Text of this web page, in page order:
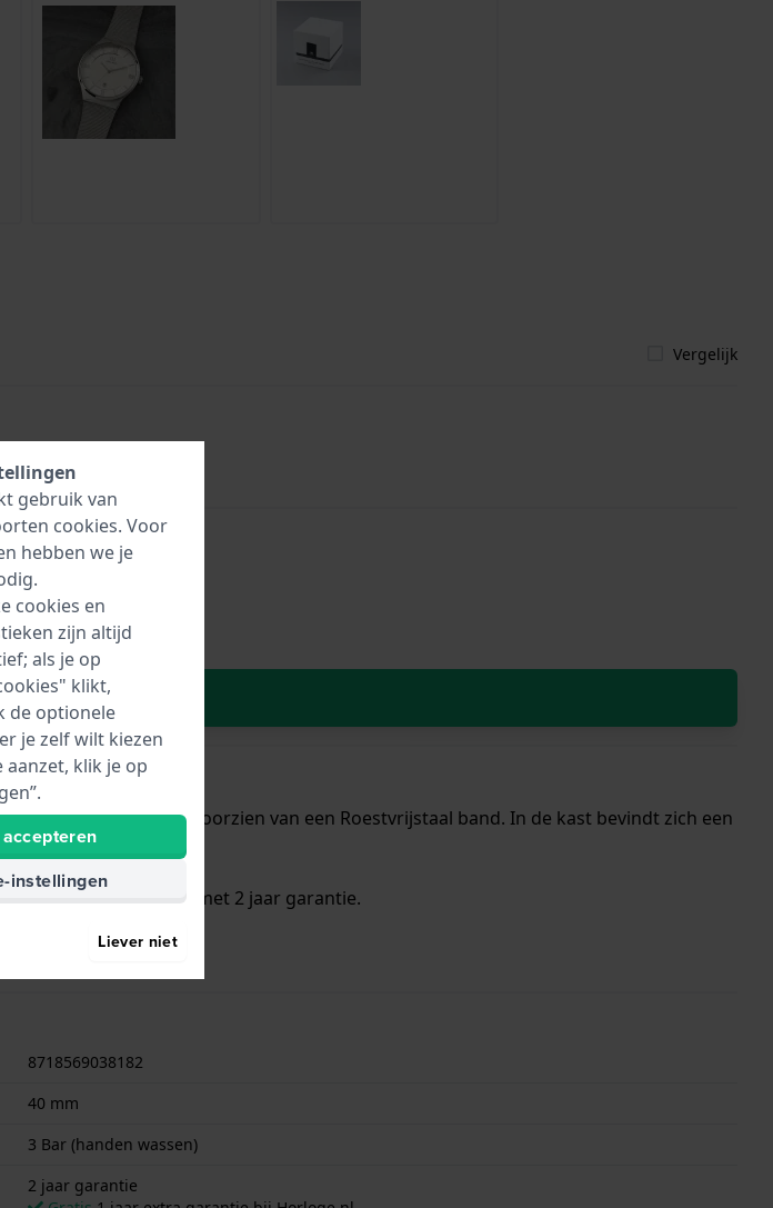
Vergelijk
van 40 mm en is voorzien van een Roestvrijstaal band. In de kast bevindt zich een
het horloge geleverd met 2 jaar garantie.
8718569038182
40 mm
3 Bar (handen wassen)
2 jaar garantie
gebruik van
cookies. Voor
hebben we je
cookies en
zijn altijd
als je op
klikt,
de optionele
je zelf wilt kiezen
aanzet, klik je op
instellingen
Liever niet